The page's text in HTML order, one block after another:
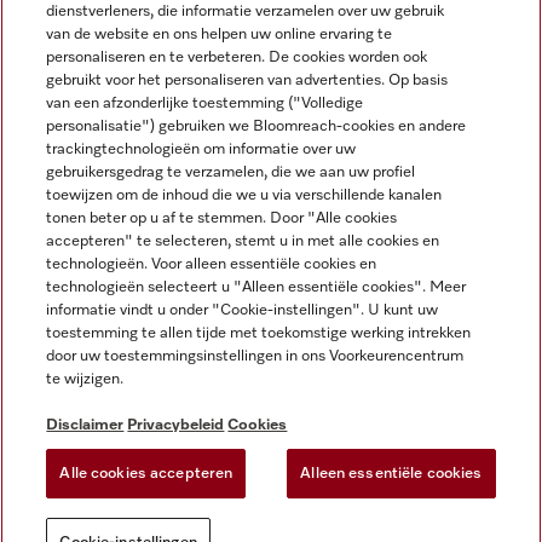
Disclaimer
Algemene voorwaarden en informatie
Privacybeleid
Gebruiksvoorwaarden
Toegankelijkheidsverklaring
Digital Services Act
Cookie-instellingen
Miele op Instagram
Miele op Facebook
Miele op Youtube
dienstverleners, die informatie verzamelen over uw gebruik
van de website en ons helpen uw online ervaring te
personaliseren en te verbeteren. De cookies worden ook
gebruikt voor het personaliseren van advertenties. Op basis
van een afzonderlijke toestemming ("Volledige
personalisatie") gebruiken we Bloomreach-cookies en andere
trackingtechnologieën om informatie over uw
gebruikersgedrag te verzamelen, die we aan uw profiel
toewijzen om de inhoud die we u via verschillende kanalen
tonen beter op u af te stemmen. Door "Alle cookies
accepteren" te selecteren, stemt u in met alle cookies en
technologieën. Voor alleen essentiële cookies en
technologieën selecteert u "Alleen essentiële cookies". Meer
informatie vindt u onder "Cookie-instellingen". U kunt uw
toestemming te allen tijde met toekomstige werking intrekken
door uw toestemmingsinstellingen in ons Voorkeurencentrum
te wijzigen.
Disclaimer Privacybeleid Cookies
Alle cookies accepteren Alleen essentiële cookies